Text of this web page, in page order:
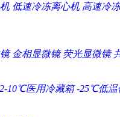
低速冷冻离心机 高速冷
金相显微镜 荧光显微镜
2-10℃医用冷藏箱 -25℃低温